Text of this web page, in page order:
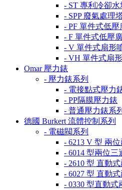
- ST 專利冷卻
- SPP 廢氣處理
- PF 單件式低
- F 單件式低壓
- V 單件式扇形
- VH 單件式扇
Omar 壓力錶
- 壓力錶系列
- 電接點式壓力
- PP隔膜壓力錶
- 普通壓力錶系列
德國 Burkert 流體控制系列
- 電磁閥系列
- 6213 V 型 兩
- 6014 型兩位三
- 2610 型 直動
- 6027 型 直動
- 0330 型直動